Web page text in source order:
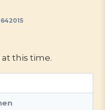
at this time.